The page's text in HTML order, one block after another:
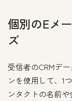
個別のEメ
ズ
受信者のCRMデ
ンを使用して、1
ンタクトの名前